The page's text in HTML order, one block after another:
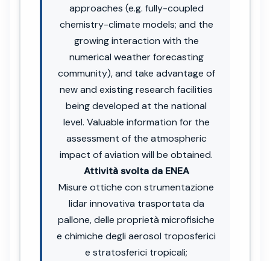
approaches (e.g. fully-coupled
chemistry-climate models; and the
growing interaction with the
numerical weather forecasting
community), and take advantage of
new and existing research facilities
being developed at the national
level. Valuable information for the
assessment of the atmospheric
impact of aviation will be obtained.
Attività svolta da ENEA
Misure ottiche con strumentazione
lidar innovativa trasportata da
pallone, delle proprietà microfisiche
e chimiche degli aerosol troposferici
e stratosferici tropicali;